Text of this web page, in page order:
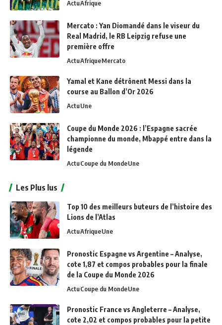
ActuAfrique
Mercato : Yan Diomandé dans le viseur du
Real Madrid, le RB Leipzig refuse une
première offre
ActuAfriqueMercato
Yamal et Kane détrônent Messi dans la
course au Ballon d’Or 2026
ActuUne
Coupe du Monde 2026 : l’Espagne sacrée
championne du monde, Mbappé entre dans la
légende
ActuCoupe du MondeUne
Les Plus lus
Top 10 des meilleurs buteurs de l’histoire des
Lions de l’Atlas
ActuAfriqueUne
Pronostic Espagne vs Argentine – Analyse,
cote 1,87 et compos probables pour la finale
de la Coupe du Monde 2026
ActuCoupe du MondeUne
Pronostic France vs Angleterre – Analyse,
cote 2,02 et compos probables pour la petite